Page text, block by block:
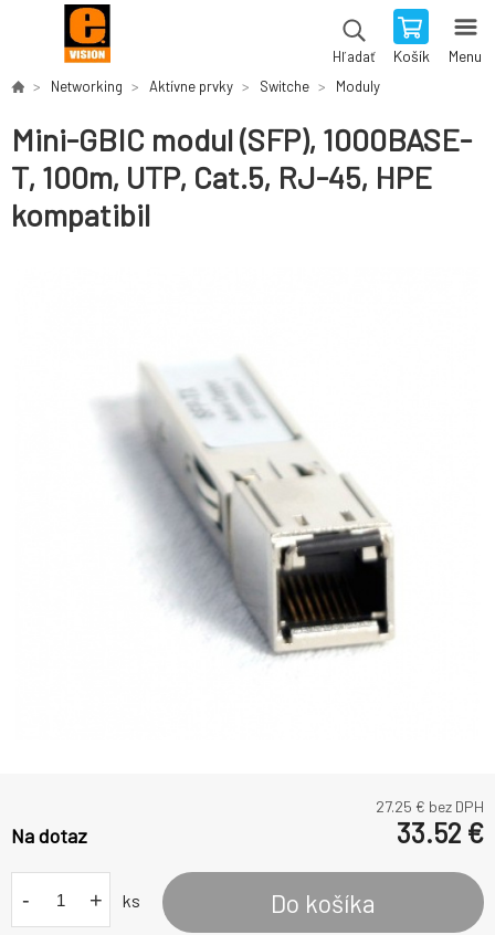
Hľadať Košík Menu
Networking Aktívne prvky Switche Moduly
Mini-GBIC modul (SFP), 1000BASE-
T, 100m, UTP, Cat.5, RJ-45, HPE
kompatibil
27.25 € bez DPH
Na dotaz 33.52 €
- + ks Do košíka